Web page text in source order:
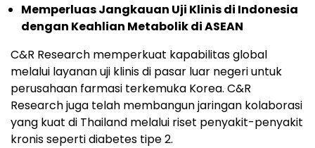
Memperluas Jangkauan Uji Klinis di Indonesia
dengan Keahlian Metabolik di ASEAN
C&R Research memperkuat kapabilitas global
melalui layanan uji klinis di pasar luar negeri untuk
perusahaan farmasi terkemuka Korea. C&R
Research juga telah membangun jaringan kolaborasi
yang kuat di Thailand melalui riset penyakit-penyakit
kronis seperti diabetes tipe 2.